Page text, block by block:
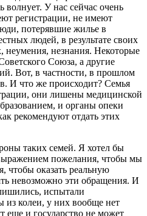
волнует. У нас сейчас очень
регистрации, не имеют
потерявшие жилье в
людей, в результате своих
незнания. Некоторые
Союза, а другие
Вот, в частности, в прошлом
И что же происходит? Семья
они лишены медицинской
и органы опеки
рекомендуют отдать этих
таких семей. Я хотел бы
пожелания, чтобы мы
чтобы оказать реальную
невозможно эти обращения. И
испытали
из колеи, у них вообще нет
еще и государство не может